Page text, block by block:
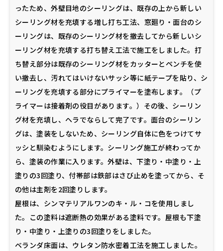
ったため、外壁目地のシーリングは、既存の上から新しい
シーリング材を充填する増し打ち工法、窓廻り・面台のシ
ーリングは、既存のシーリング材を撤去してから新しいシ
ーリング材を充填する打ち替え工法で施工をしました。打
ち替え部分は既存のシーリング材をカッターとペンチを使
い撤去し、汚れてはいけないサッシ等に紙テープを貼り、シ
ーリングを充填する部分にプライマーを塗布します。（プ
ライマーは接着剤の役目があります。）その後、シーリン
グ材を充填し、ヘラでならして完了です。面台のシーリン
グは、塗装をしないため、シーリング自体に色をつけてサ
ッシと馴染むようにします。シーリング施工が終わってか
ら、塗装の作業に入ります。外壁は、下塗り・中塗り・上
塗りの3回塗り、付帯部は鉄部はさび止めを塗ってから、そ
の他は主剤を2回塗りします。
屋根は、シンマテリアルワンのキ・ル・コを使用しまし
た。この塗料は遮断熱の効果がある塗料です。屋根も下塗
り・中塗り・上塗りの3回塗りをしました。
ベランダ床面は、ウレタン防水密着工法を施工しました。